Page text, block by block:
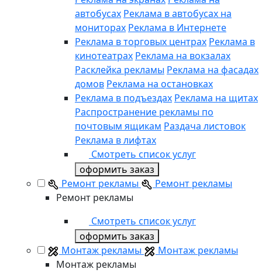
автобусах Реклама в автобусах на
мониторах Реклама в Интернете
Реклама в торговых центрах Реклама в
кинотеатрах Реклама на вокзалах
Расклейка рекламы Реклама на фасадах
домов Реклама на остановках
Реклама в подъездах Реклама на щитах
Распространение рекламы по
почтовым ящикам Раздача листовок
Реклама в лифтах
Смотреть список услуг
оформить заказ
Ремонт рекламы
Ремонт рекламы
Ремонт рекламы
Смотреть список услуг
оформить заказ
Монтаж рекламы
Монтаж рекламы
Монтаж рекламы